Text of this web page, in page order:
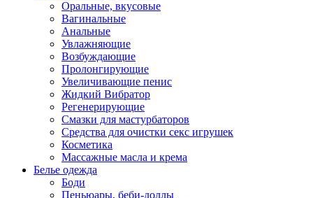
Оральные, вкусовые
Вагинальные
Анальные
Увлажняющие
Возбуждающие
Пролонгирующие
Увеличивающие пенис
Жидкий Вибратор
Регенерирующие
Смазки для мастурбаторов
Средства для очистки секс игрушек
Косметика
Массажные масла и крема
Белье одежда
Боди
Пеньюары, беби-доллы